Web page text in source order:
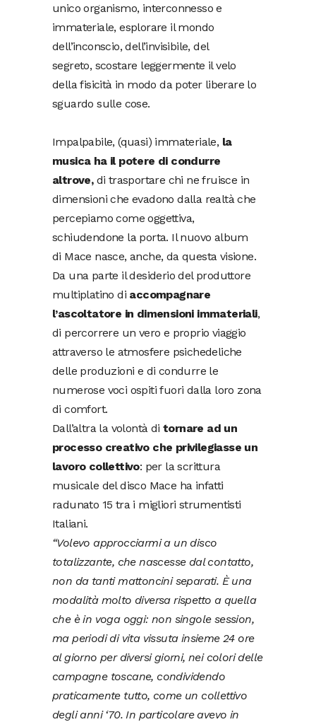
unico organismo, interconnesso e
immateriale, esplorare il mondo
dell’inconscio, dell’invisibile, del
segreto, scostare leggermente il velo
della fisicità in modo da poter liberare lo
sguardo sulle cose.
Impalpabile, (quasi) immateriale, la
musica ha il potere di condurre
altrove,di trasportare chi ne fruisce in
dimensioni che evadono dalla realtà che
percepiamo come oggettiva,
schiudendone la porta. Il nuovo album
di Mace nasce, anche, da questa visione.
Da una parte il desiderio del produttore
multiplatino di accompagnare
l’ascoltatore in dimensioni immateriali,
di percorrere un vero e proprio viaggio
attraverso le atmosfere psichedeliche
delle produzioni e di condurre le
numerose voci ospiti fuori dalla loro zona
di comfort.
Dall’altra la volontà di tornare ad un
processo creativo che privilegiasse un
lavoro collettivo: per la scrittura
musicale del disco Mace ha infatti
radunato 15 tra i migliori strumentisti
Italiani.
“Volevo approcciarmi a un disco
totalizzante, che nascesse dal contatto,
non da tanti mattoncini separati. È una
modalità molto diversa rispetto a quella
che è in voga oggi: non singole session,
ma periodi di vita vissuta insieme 24 ore
al giorno per diversi giorni, nei colori delle
campagne toscane, condividendo
praticamente tutto, come un collettivo
degli anni ‘70. In particolare avevo in